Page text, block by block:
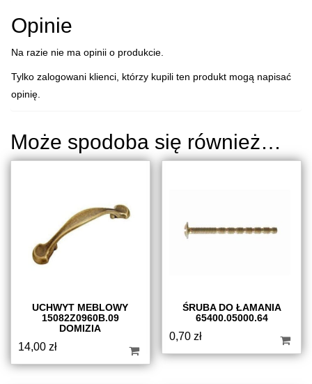
Opinie
Na razie nie ma opinii o produkcie.
Tylko zalogowani klienci, którzy kupili ten produkt mogą napisać
opinię.
Może spodoba się również…
UCHWYT MEBLOWY
15082Z0960B.09
DOMIZIA
14,00 zł
ŚRUBA DO ŁAMANIA
65400.05000.64
0,70zł